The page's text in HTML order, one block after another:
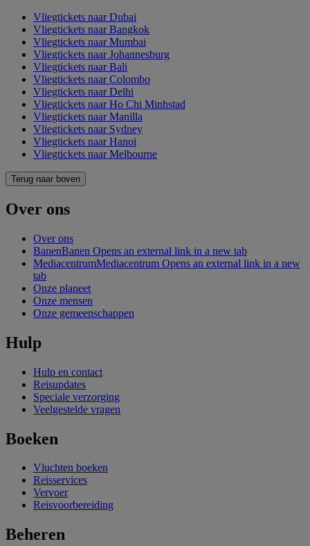
Vliegtickets naar Dubai
Vliegtickets naar Bangkok
Vliegtickets naar Mumbai
Vliegtickets naar Johannesburg
Vliegtickets naar Bali
Vliegtickets naar Colombo
Vliegtickets naar Delhi
Vliegtickets naar Ho Chi Minhstad
Vliegtickets naar Manilla
Vliegtickets naar Sydney
Vliegtickets naar Hanoi
Vliegtickets naar Melbourne
Terug naar boven
Over ons
Over ons
BanenBanen Opens an external link in a new tab
MediacentrumMediacentrum Opens an external link in a new
tab
Onze planeet
Onze mensen
Onze gemeenschappen
Hulp
Hulp en contact
Reisupdates
Speciale verzorging
Veelgestelde vragen
Boeken
Vluchten boeken
Reisservices
Vervoer
Reisvoorbereiding
Beheren